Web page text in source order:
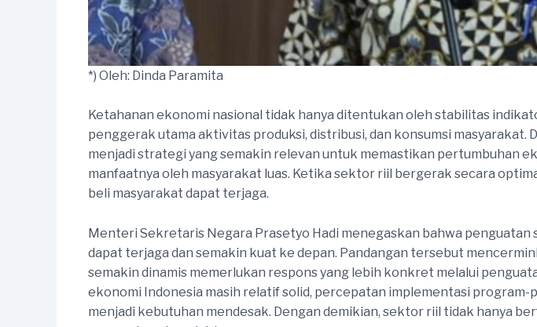
*) Oleh: Dinda Paramita
Ketahanan ekonomi nasional tidak hanya ditentukan oleh stabilitas
penggerak utama aktivitas produksi, distribusi, dan konsumsi
menjadi strategi yang semakin relevan untuk memastikan pertumbuhan
manfaatnya oleh masyarakat luas. Ketika sektor riil bergerak secara
beli masyarakat dapat terjaga.
Menteri Sekretaris Negara Prasetyo Hadi menegaskan bahwa
dapat terjaga dan semakin kuat ke depan. Pandangan tersebut
semakin dinamis memerlukan respons yang lebih konkret melalui
ekonomi Indonesia masih relatif solid, percepatan implementasi
menjadi kebutuhan mendesak. Dengan demikian, sektor riil tidak hanya